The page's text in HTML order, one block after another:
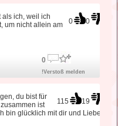
0 0
als ich, weil ich
um nicht allein am
0
!Verstoß melden
115 19
du bist für
ist
bin glücklich mit dir und Liebe